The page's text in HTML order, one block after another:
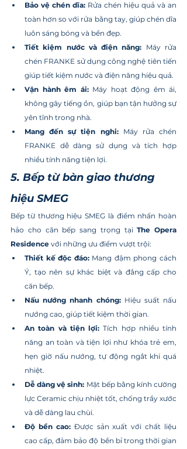
Bảo vệ chén dĩa: Rửa chén hiệu quả và an
toàn hơn so với rửa bằng tay, giúp chén dĩa
luôn sáng bóng và bền đẹp.
Tiết kiệm nước và điện năng: Máy rửa
chén FRANKE sử dụng công nghệ tiên tiến
giúp tiết kiệm nước và điện năng hiệu quả.
Vận hành êm ái: Máy hoạt động êm ái,
không gây tiếng ồn, giúp bạn tận hưởng sự
yên tĩnh trong nhà.
Mang đến sự tiện nghi: Máy rửa chén
FRANKE dễ dàng sử dụng và tích hợp
nhiều tính năng tiện lợi.
5. Bếp từ bàn giao thương
hiệu SMEG
Bếp từ thương hiệu SMEG là điểm nhấn hoàn
hảo cho căn bếp sang trọng tại The Opera
Residence với những ưu điểm vượt trội:
Thiết kế độc đáo: Mang đậm phong cách
Ý, tạo nên sự khác biệt và đẳng cấp cho
căn bếp.
Nấu nướng nhanh chóng: Hiệu suất nấu
nướng cao, giúp tiết kiệm thời gian.
An toàn và tiện lợi: Tích hợp nhiều tính
năng an toàn và tiện lợi như khóa trẻ em,
hẹn giờ nấu nướng, tự động ngắt khi quá
nhiệt.
Dễ dàng vệ sinh: Mặt bếp bằng kính cường
lực Ceramic chịu nhiệt tốt, chống trầy xước
và dễ dàng lau chùi.
Độ bền cao: Được sản xuất với chất liệu
cao cấp, đảm bảo độ bền bỉ trong thời gian